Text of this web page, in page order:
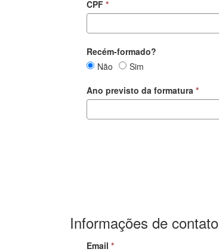
CPF
Recém-formado?
Recém-
Não
Recém-
Sim
Ano previsto da formatura
Informações de contato
Email